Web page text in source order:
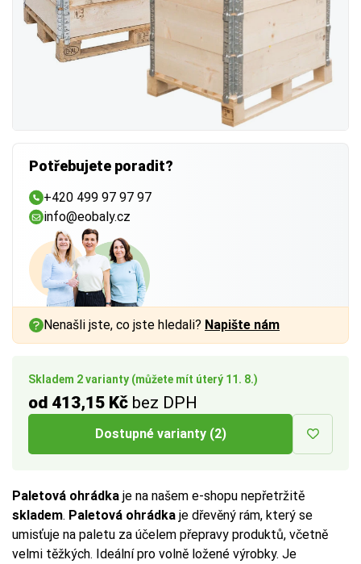
Skladem 2 varianty (můžete mít úterý 11. 8.)
od 413,15 Kč bez DPH
Dostupné varianty (2)
Paletová ohrádka je na našem e-shopu nepřetržitě
skladem. Paletová ohrádka je dřevěný rám, který se
umisťuje na paletu za účelem přepravy produktů, včetně
velmi těžkých. Ideální pro volně ložené výrobky. Je
Potřebujete poradit?
+420 499 97 97 97
info@eobaly.cz
Nenašli jste, co jste hledali? Napište nám